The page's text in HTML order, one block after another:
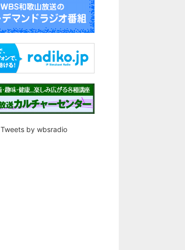
Tweets by wbsradio